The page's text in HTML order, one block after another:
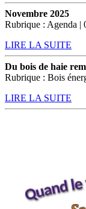
Novembre 2025
Rubrique : Agenda |
LIRE LA SUITE
Du bois de haie
Rubrique : Bois
LIRE LA SUITE